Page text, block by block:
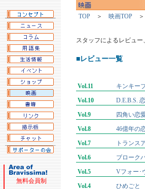
無料会員制
TOP ＞ 映画TOP ＞
スタッフによるレビュ
■レビュー一覧
Vol.11
キンキー
Vol.10
D.E.B.S.
Vol.9
四角い恋
Vol.8
46億年の
Vol.7
トランス
Vol.6
ブローク
Vol.5
Vフォー･
Vol.4
ひめごと